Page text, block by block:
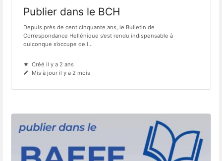
Publier dans le BCH
Depuis près de cent cinquante ans, le Bulletin de
Correspondance Hellénique s’est rendu indispensable à
quiconque s’occupe de l...
Créé il y a 2 ans
Mis à jour il y a 2 mois